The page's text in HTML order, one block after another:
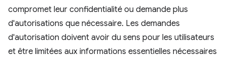
compromet leur confidentialité ou demande plus
d'autorisations que nécessaire. Les demandes
d'autorisation doivent avoir du sens pour les utilisateurs
et être limitées aux informations essentielles nécessaires